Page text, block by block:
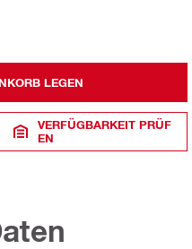
LEGEN
VERFÜGBARKEIT PRÜF
EN